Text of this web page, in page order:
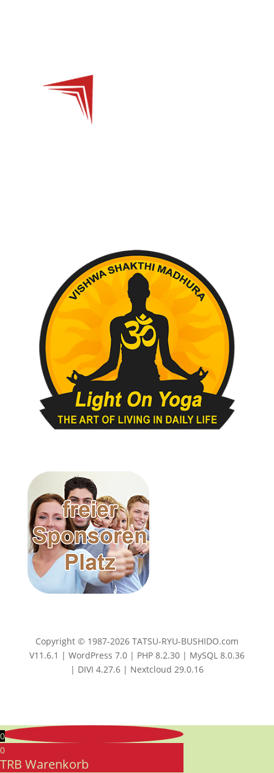
Copyright © 1987-2026 TATSU-RYU-BUSHIDO.com
V11.6.1 | WordPress 7.0 | PHP 8.2.30 | MySQL 8.0.36
| DIVI 4.27.6 | Nextcloud 29.0.16
0
0
TRB Warenkorb